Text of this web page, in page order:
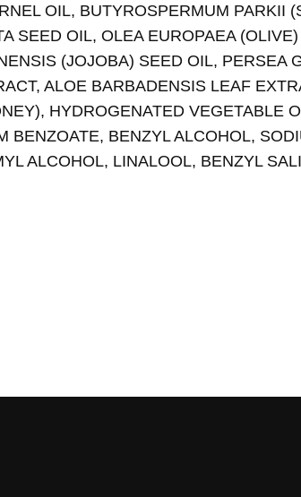
OIL, BUTYROSPERMUM PARKII
SEED OIL, OLEA EUROPAEA
(JOJOBA) SEED OIL, PERSEA
ALOE BARBADENSIS LEAF
HYDROGENATED VEGETABLE
BENZYL ALCOHOL,
ALCOHOL, LINALOOL, BENZYL